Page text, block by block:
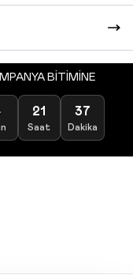
BİTİMİNE
21
Saat
37
Dakika